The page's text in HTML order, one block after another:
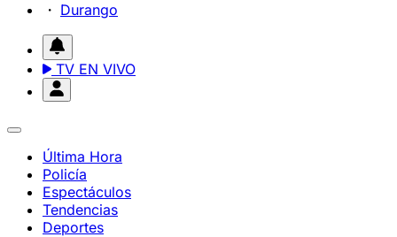
Durango
TV EN VIVO
Última Hora
Policía
Espectáculos
Tendencias
Deportes